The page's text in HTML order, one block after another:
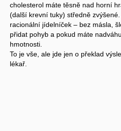
cholesterol máte těsně nad horní
(další krevní tuky) středně
racionální jídelníček – bez másla,
přidat pohyb a pokud máte
hmotnosti.
To je vše, ale jde jen o překlad
lékař.